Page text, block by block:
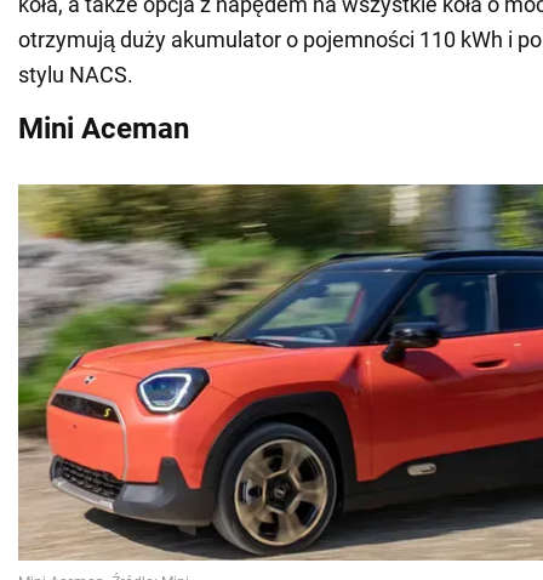
otrzymują duży akumulator o pojemności 110 kWh i
stylu NACS.
Mini Aceman